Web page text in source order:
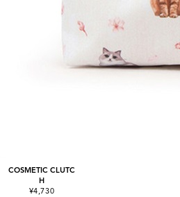
COSMETIC CLUTC
H
¥4,730